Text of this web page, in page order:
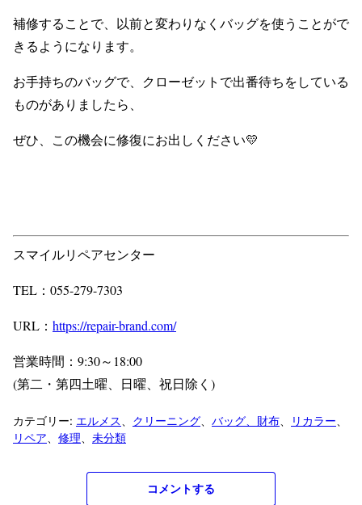
補修することで、以前と変わりなくバッグを使うことがで
きるようになります。
お手持ちのバッグで、クローゼットで出番待ちをしている
ものがありましたら、
ぜひ、この機会に修復にお出しください💛
スマイルリペアセンター
TEL：055-279-7303
URL： https://repair-brand.com/
営業時間：9:30～18:00
(第二・第四土曜、日曜、祝日除く)
カテゴリー: エルメス クリーニング バッグ、財布 リカラー
リペア
修理 未分類
コメントする